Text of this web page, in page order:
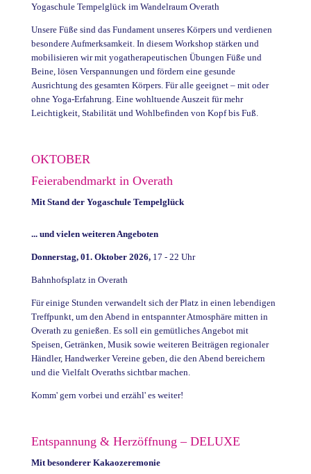
Yogaschule Tempelglück im Wandelraum Overath
Unsere Füße sind das Fundament unseres Körpers und verdienen
besondere Aufmerksamkeit. In diesem Workshop stärken und
mobilisieren wir mit yogatherapeutischen Übungen Füße und
Beine, lösen Verspannungen und fördern eine gesunde
Ausrichtung des gesamten Körpers. Für alle geeignet – mit oder
ohne Yoga-Erfahrung. Eine wohltuende Auszeit für mehr
Leichtigkeit, Stabilität und Wohlbefinden von Kopf bis Fuß.
OKTOBER
Feierabendmarkt in Overath
Mit Stand der Yogaschule Tempelglück
... und vielen weiteren Angeboten
Donnerstag, 01. Oktober 2026,17 - 22 Uhr
Bahnhofsplatz in Overath
Für einige Stunden verwandelt sich der Platz in einen lebendigen
Treffpunkt, um den Abend in entspannter Atmosphäre mitten in
Overath zu genießen. Es soll ein gemütliches Angebot mit
Speisen, Getränken, Musik sowie weiteren Beiträgen regionaler
Händler, Handwerker Vereine geben, die den Abend bereichern
und die Vielfalt Overaths sichtbar machen.
Komm' gern vorbei und erzähl' es weiter!
Entspannung & Herzöffnung – DELUXE
Mit besonderer Kakaozeremonie